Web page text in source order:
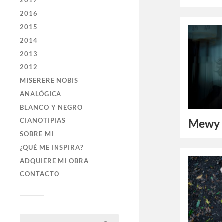
2016
2015
2014
2013
2012
MISERERE NOBIS
ANALÓGICA
BLANCO Y NEGRO
CIANOTIPIAS
SOBRE MI
¿QUÉ ME INSPIRA?
ADQUIERE MI OBRA
CONTACTO
Mewy